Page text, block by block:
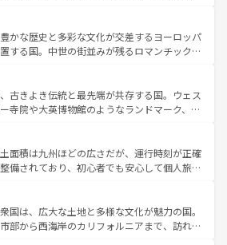
よって風土や気候が異なるスペインはその個
性で訪れる人を魅了する。 なお、新着のスペイン情報は コ
を参照してほしい。
力が詰まっている。華麗な宮殿、歴史的な大
ビーチ、そして豊かな自然が、訪れる者を心
。また、フランスは美食の国としても知ら
パンの発祥地であるランス、プロヴァンスの
ンダー畑など、多彩な楽しみ方が可能だ。さ
外の地域にも魅力が溢れており、どの街角に
を運ぶとそれぞれで全く異なる文化を体験で
きるだろう。 なお、新着のフランス情報はコンテンツ一覧
しい。
かな歴史と多彩な文化が交差するヨーロッパ
する国。中世の街並みが残るロマンチック街
国は、どこを歩いても飽きることがない。ベ
的活気、バイエルン州のアルプスの絶景、そ
沿いのワイン畑といった風景は必見。ビール
にはぜひ体験してほしい。 なお、新着の
コンテンツ一覧を参照してほしい。
古きよき伝統と最先端が共存する国。ウェス
寺院や大英博物館のようなランドマーク、歴
なる魅力がある。また、優雅なアフタヌーン
ル好きにはたまらない英国パブ、サッカー観
だからこそできる体験も豊富。イギリスを旅
照してほしい。
面積は九州ほどの広さだが、運行時刻が正確
備されており、初心者でも安心して個人旅行
まま残る町や、スイスならではのユニークな
、アルプス観光だけでなく町歩きも満喫する
。国民の所得が高いため物価も高いが、旅行
国は、広大な土地と多様な文化が魅力の国。
部から西海岸のカリフォルニアまで、訪れる